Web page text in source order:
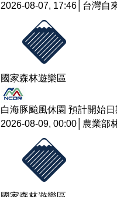
2026-08-07, 17:46│台灣自
國家森林遊樂區
白海豚颱風休園 預計開始
2026-08-09, 00:00│農業部